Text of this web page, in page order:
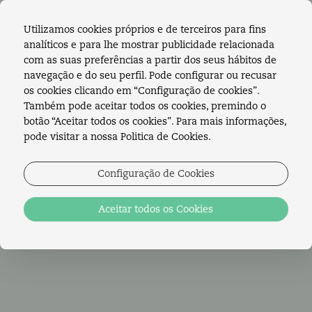
RESERVE ONLINE!
SUBSCREVA A
NEWSLETTER
LAWRENCE'S
Utilizamos cookies próprios e de terceiros para fins
analíticos e para lhe mostrar publicidade relacionada
com as suas preferências a partir dos seus hábitos de
navegação e do seu perfil. Pode configurar ou recusar
os cookies clicando em “Configuração de cookies”.
Também pode aceitar todos os cookies, premindo o
botão “Aceitar todos os cookies”. Para mais informações,
pode visitar a nossa Politica de Cookies.
Configuração de Cookies
Aceitar todos os Cookies